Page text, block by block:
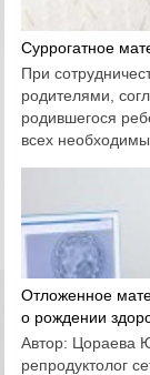
Суррогатное
При
родителями,
родившегося
всех
Отложенное
о рождении
Автор: Цораева
репродуктолог